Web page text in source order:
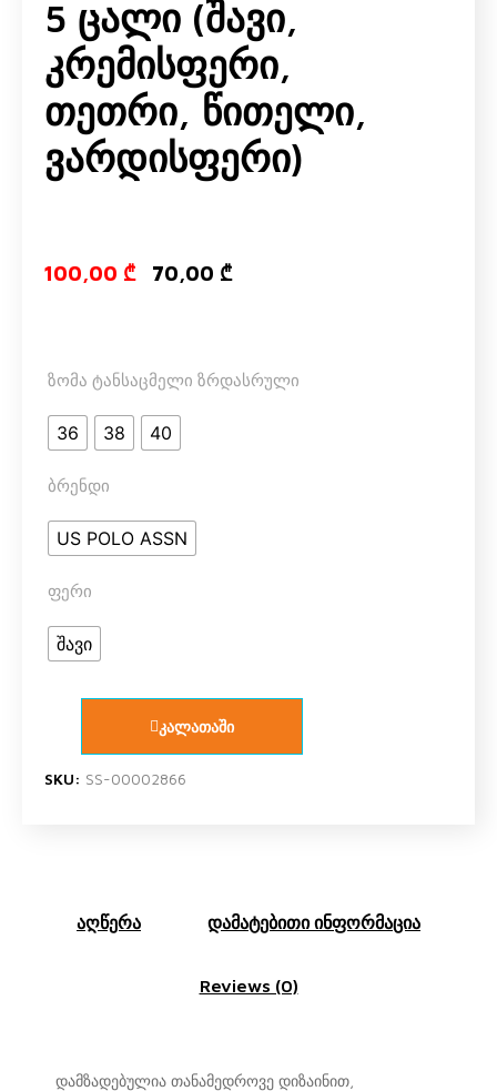
5 Ცალი (შავი,
Კრემისფერი,
Თეთრი, Წითელი,
Ვარდისფერი)
100,00 ₾ Original
70,00 ₾Current
ზომა ტანსაცმელი ზრდასრული
36 38 40
ბრენდი
US POLO ASSN
ფერი
შავი
კალათაში
SKU: SS-00002866
აღწერა დამატებითი ინფორმაცია
Reviews (0)
დამზადებულია თანამედროვე დიზაინით,